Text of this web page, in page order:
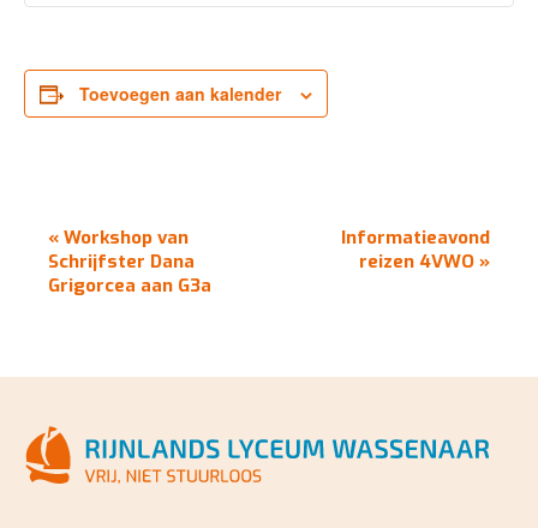
Toevoegen aan kalender
EVENEMENT
NAVIGATIE
« Workshop van
Schrijfster Dana
Grigorcea aan G3a
Informatieavond
reizen 4VWO »